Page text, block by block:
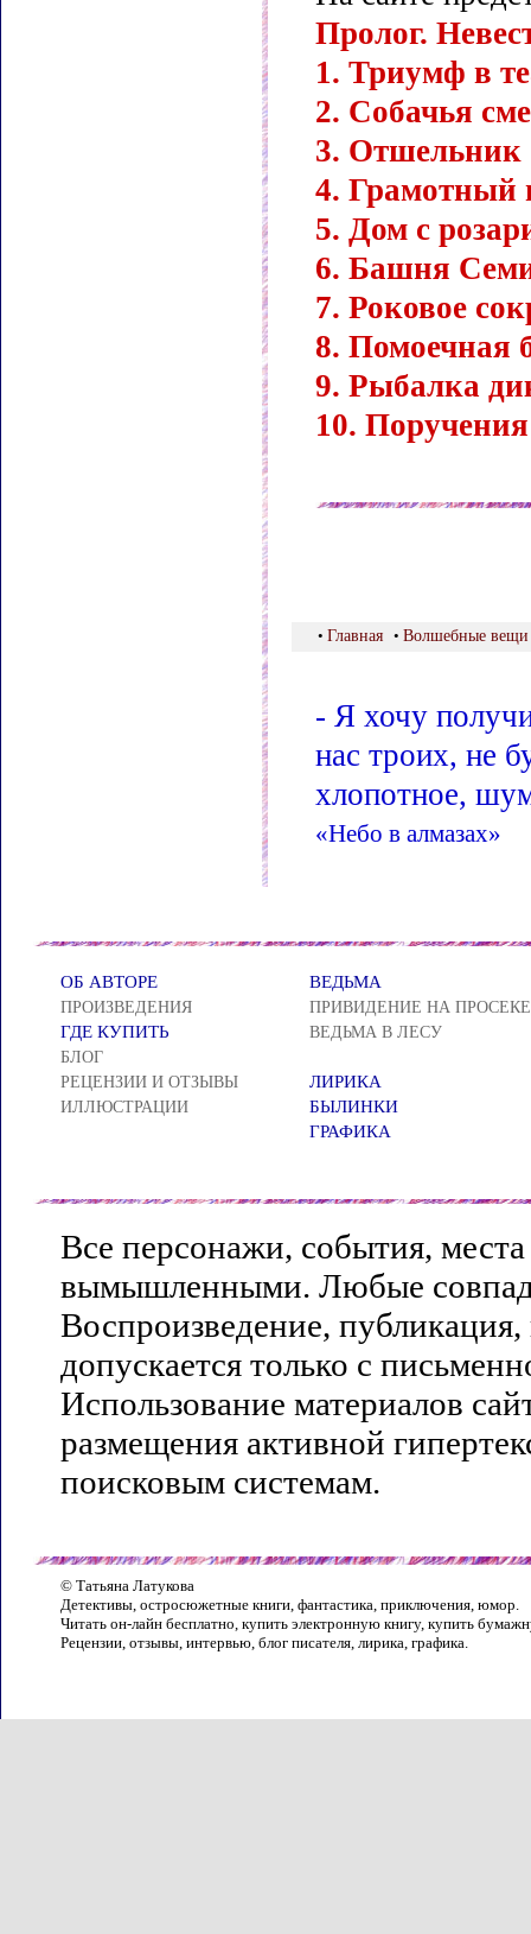
Пролог.
1. Триумф в
2. Собачья
3. Отшельник
4. Грамотный
5. Дом с
6. Башня
7. Роковое
8. Помоечная
9. Рыбалка
10.
• Главная • Волшебные вещи
- Я хочу
нас троих, не
хлопотное,
«Небо в алмазах»
ОБ АВТОРЕ
ПРОИЗВЕДЕНИЯ
ГДЕ КУПИТЬ
БЛОГ
РЕЦЕНЗИИ И ОТЗЫВЫ
ИЛЛЮСТРАЦИИ
ВЕДЬМА
ПРИВИДЕНИЕ НА ПРОСЕКЕ
ВЕДЬМА В ЛЕСУ
ЛИРИКА
БЫЛИНКИ
ГРАФИКА
Все персонажи, события, места
вымышленными. Любые
Воспроизведение,
допускается только с
Использование материалов
размещения активной
поисковым системам.
© Татьяна Латукова
Детективы, остросюжетные книги, фантастика, приключения, юмор.
Читать он-лайн бесплатно, купить электронную книгу, купить
Рецензии, отзывы, интервью, блог писателя, лирика, графика.